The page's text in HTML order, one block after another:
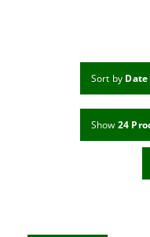
Sort by Date
Show 24